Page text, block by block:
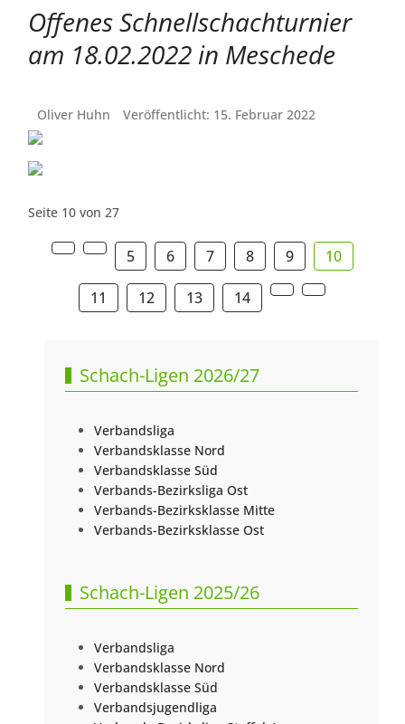
Offenes Schnellschachturnier
am 18.02.2022 in Meschede
Oliver Huhn Veröffentlicht: 15. Februar 2022
Seite 10 von 27
5 6 7 8 9 10
11 12 13 14
Schach-Ligen 2026/27
Verbandsliga
Verbandsklasse Nord
Verbandsklasse Süd
Verbands-Bezirksliga Ost
Verbands-Bezirksklasse Mitte
Verbands-Bezirksklasse Ost
Schach-Ligen 2025/26
Verbandsliga
Verbandsklasse Nord
Verbandsklasse Süd
Verbandsjugendliga